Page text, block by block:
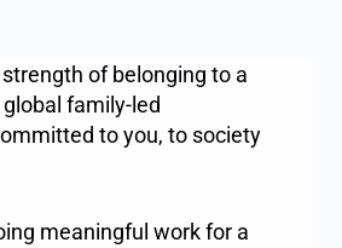
of belonging to a
family-led
to you, to society
meaningful work for a